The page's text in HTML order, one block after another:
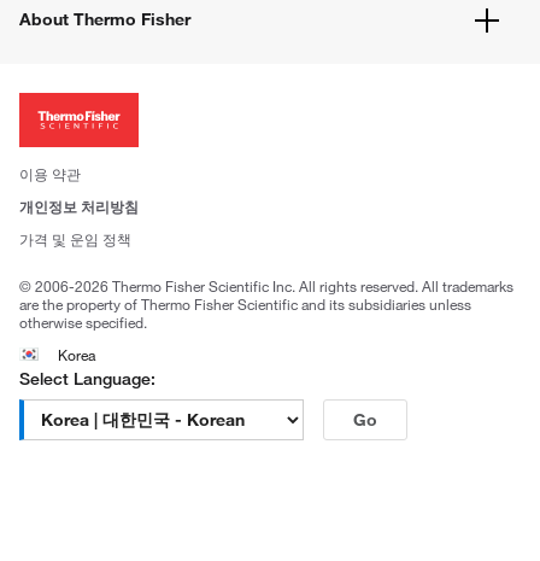
웹사이트 개선사항
About Thermo Fisher
투자자
사회적 책임
브랜드
이용 약관
개인정보 처리방침
가격 및 운임 정책
© 2006-2026 Thermo Fisher Scientific Inc. All rights reserved. All trademarks
are the property of Thermo Fisher Scientific and its subsidiaries unless
otherwise specified.
Korea
Select Language:
Go